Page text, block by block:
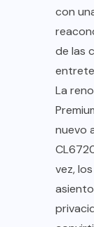
con
de las
La
nuevo
vez,